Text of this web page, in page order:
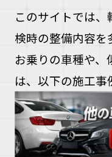
このサイトでは
検時の整備内容を
お乗りの車種や
は、以下の施工事